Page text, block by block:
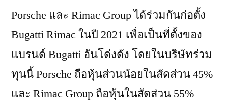
Porsche และ Rimac Group ได้ร่วมกันก่อตั้ง
Bugatti Rimac ในปี 2021 เพื่อเป็นที่ตั้งของ
แบรนด์ Bugatti อันโด่งดัง โดยในบริษัทร่วม
ทุนนี้ Porsche ถือหุ้นส่วนน้อยในสัดส่วน 45%
และ Rimac Group ถือหุ้นในสัดส่วน 55%